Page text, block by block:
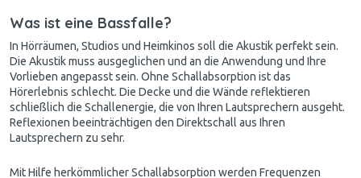
Was ist eine Bassfalle?
In Hörräumen, Studios und Heimkinos soll die Akustikperfekt sein.
Die Akustik muss ausgeglichen und an die Anwendung und Ihre
Vorlieben angepasst sein. Ohne Schallabsorption ist das
Hörerlebnis schlecht. Die Decke und die Wände reflektieren
schließlich die Schallenergie, die von Ihren Lautsprechern ausgeht.
Reflexionen beeinträchtigen den Direktschall aus Ihren
Lautsprechern zu sehr.
Mit Hilfe herkömmlicher Schallabsorption werden Frequenzen